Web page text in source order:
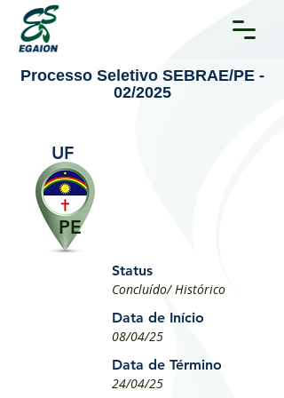
Processo Seletivo SEBRAE/PE -
02/2025
UF
PE
Status
Concluído/ Histórico
Data de Início
08/04/25
Data de Término
24/04/25